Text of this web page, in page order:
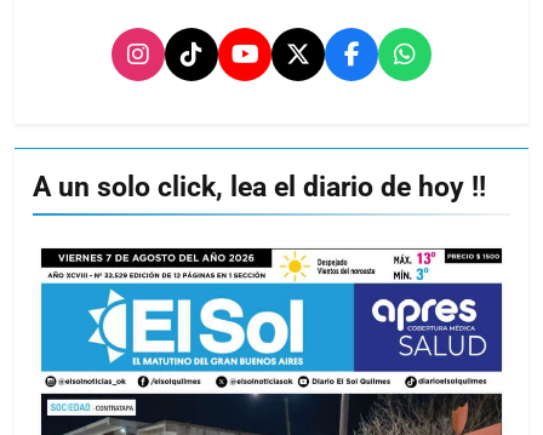
A un solo click, lea el diario de hoy !!